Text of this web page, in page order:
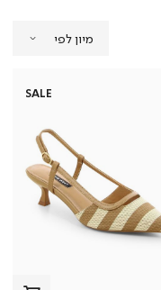
SALE